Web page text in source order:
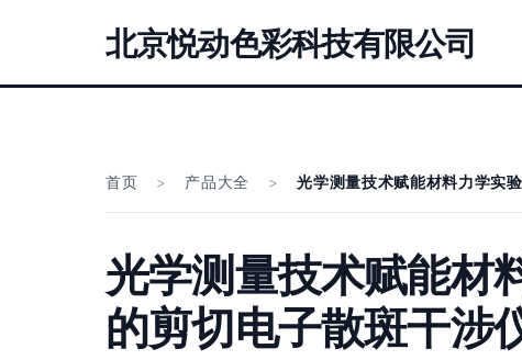
北京悦动色彩科技有限公司
首页 > 产品大全 > 光学测量技术赋能材料力学实
光学测量技术赋能材
的剪切电子散斑干涉